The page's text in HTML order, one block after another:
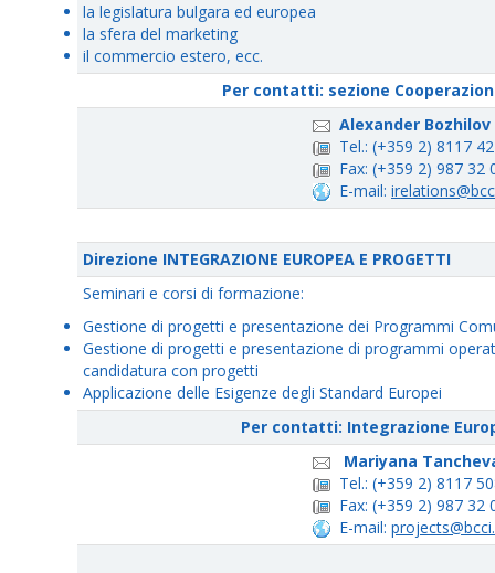
la legislatura bulgara ed europea
la sfera del marketing
il commercio estero, ecc.
Per contatti: sezione
Alexander Bozhilov
Tel.: (+359 2) 8117
Fax: (+359 2) 987 32
E-mail:
Direzione INTEGRAZIONE EUROPEA E PROGETTI
Seminari e corsi di formazione:
Gestione di progetti e presentazione dei Programmi
Gestione di progetti e presentazione di programmi
candidatura con progetti
Applicazione delle Esigenze degli Standard Europei
Per contatti: Integrazione
Mariyana
Tel.: (+359 2) 8117
Fax: (+359 2) 987 32
E-mail: